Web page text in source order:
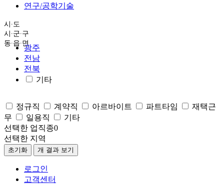
연구/공학기술
시∙도
시∙군∙구
동∙읍∙면
광주
전남
전북
기타
정규직 계약직 아르바이트 파트타임
재택근
무
일용직
기타
선택한 업직종0
선택한 지역
초기화 개 결과 보기
로그인
고객센터